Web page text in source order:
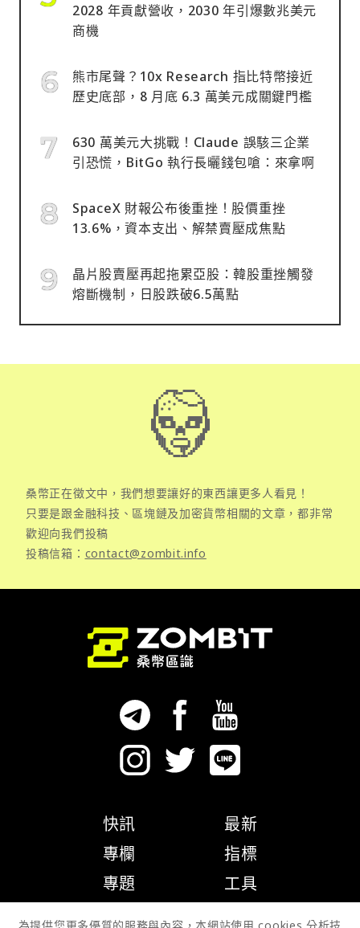
2028 年貢獻營收，2030 年引爆數兆美元
商機
熊市尾聲？10x Research 指比特幣接近
歷史底部，8 月底 6.3 萬美元成關鍵門檻
630 萬美元大挑戰！Claude 誤駭三企業
引恐慌，BitGo 執行長曬錢包嗆：來拿啊
SpaceX 財報公布後重挫！股價重挫
13.6%，資本支出、解禁賣壓成焦點
晶片股賣壓再起拖累亞股：韓股重挫觸發
熔斷機制，日股跌破6.5萬點
桑幣正在徵文中，我們想要讓好的東西讓更多人看見！
只要是跟金融科技、區塊鏈及加密貨幣相關的文章，都非常
歡迎向我們投稿
投稿信箱： contact@zombit.info
快訊
專欄
專題
最新
指標
工具